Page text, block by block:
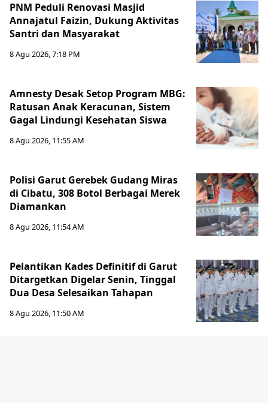
PNM Peduli Renovasi Masjid
Annajatul Faizin, Dukung Aktivitas
Santri dan Masyarakat
8 Agu 2026, 7:18 PM
Amnesty Desak Setop Program MBG:
Ratusan Anak Keracunan, Sistem
Gagal Lindungi Kesehatan Siswa
8 Agu 2026, 11:55 AM
Polisi Garut Gerebek Gudang Miras
di Cibatu, 308 Botol Berbagai Merek
Diamankan
8 Agu 2026, 11:54 AM
Pelantikan Kades Definitif di Garut
Ditargetkan Digelar Senin, Tinggal
Dua Desa Selesaikan Tahapan
8 Agu 2026, 11:50 AM